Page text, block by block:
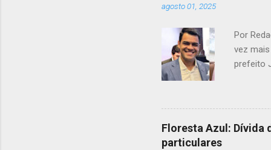
agosto 01, 2025
Por
vez
prefeito
tensão
como
em
Floresta Azul: Dívida
particulares